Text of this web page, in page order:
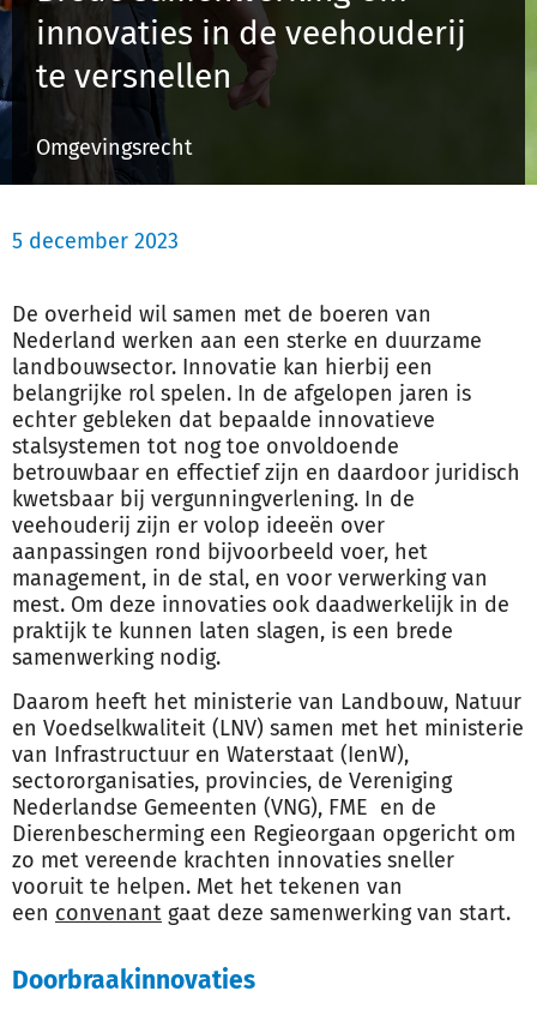
Inloggen
innovaties in de veehouderij
te versnellen
Omgevingsrecht
5 december 2023
De overheid wil samen met de boeren van
Nederland werken aan een sterke en duurzame
landbouwsector. Innovatie kan hierbij een
belangrijke rol spelen. In de afgelopen jaren is
echter gebleken dat bepaalde innovatieve
stalsystemen tot nog toe onvoldoende
betrouwbaar en effectief zijn en daardoor juridisch
kwetsbaar bij vergunningverlening. In de
veehouderij zijn er volop ideeën over
aanpassingen rond bijvoorbeeld voer, het
management, in de stal, en voor verwerking van
mest. Om deze innovaties ook daadwerkelijk in de
praktijk te kunnen laten slagen, is een brede
samenwerking nodig.
Daarom heeft het ministerie van Landbouw, Natuur
en Voedselkwaliteit (LNV) samen met het ministerie
van Infrastructuur en Waterstaat (IenW),
sectororganisaties, provincies, de Vereniging
Nederlandse Gemeenten (VNG), FME en de
Dierenbescherming een Regieorgaan opgericht om
zo met vereende krachten innovaties sneller
vooruit te helpen. Met het tekenen van
een convenant gaat deze samenwerking van start.
Doorbraakinnovaties